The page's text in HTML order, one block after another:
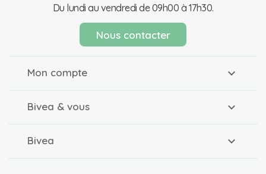
Du lundi au vendredi de 09h00 à 17h30.
Nous contacter
Mon compte
Bivea & vous
Bivea